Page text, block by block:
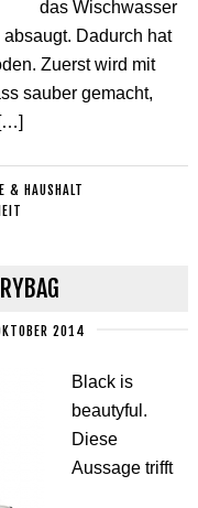
das Wischwasser
Dadurch hat
Zuerst wird mit
sauber gemacht,
& HAUSHALT
2014
Black is
beautyful.
Diese
Aussage trifft